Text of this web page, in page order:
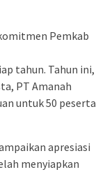
Pemkab
tahun. Tahun ini,
PT Amanah
untuk 50 peserta
apresiasi
menyiapkan